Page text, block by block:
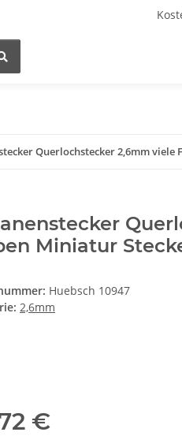
Querlochstecker 2,6mm viele
Miniatur
Huebsch 10947
2,6mm
€